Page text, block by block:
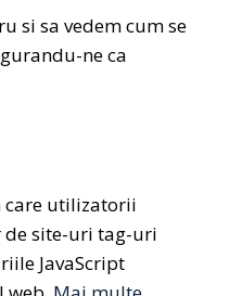
si sa vedem cum se
ne ca
care utilizatorii
site-uri tag-uri
JavaScript